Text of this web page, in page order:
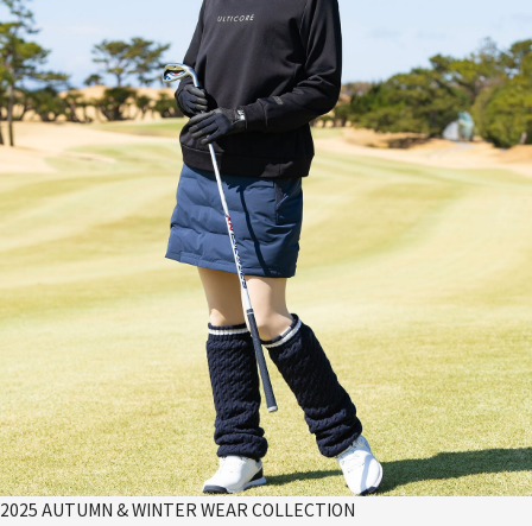
2025 AUTUMN & WINTER WEAR COLLECTION